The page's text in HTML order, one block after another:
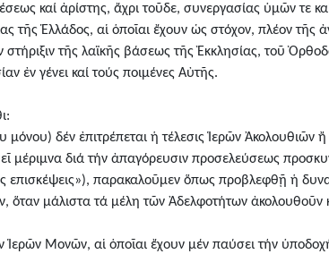
καί ἀρίστης, ἄχρι τοῦδε, συνεργασίας ὑμῶν τε
τῆς Ἑλλάδος, αἱ ὁποῖαι ἔχουν ὡς στόχον, πλέον τῆς
στήριξιν τῆς λαϊκῆς βάσεως τῆς Ἐκκλησίας, τοῦ
ἐν γένει καί τούς ποιμένες Αὐτῆς.
δέν ἐπιτρέπεται ἡ τέλεσις Ἱερῶν Ἀκολουθιῶν
μέριμνα διά τήν ἀπαγόρευσιν προσελεύσεως
επισκέψεις»), παρακαλοῦμεν ὅπως προβλεφθῇ ἡ
ὅταν μάλιστα τά μέλη τῶν Ἀδελφοτήτων ἀκολουθοῦν
Ἱερῶν Μονῶν, αἱ ὁποῖαι ἔχουν μέν παύσει τήν